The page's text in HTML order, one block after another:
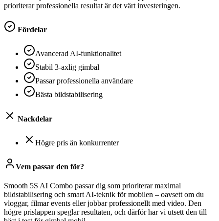
prioriterar professionella resultat är det värt investeringen.
Fördelar
Avancerad AI-funktionalitet
Stabil 3-axlig gimbal
Passar professionella användare
Bästa bildstabilisering
Nackdelar
Högre pris än konkurrenter
Vem passar den för?
Smooth 5S AI Combo passar dig som prioriterar maximal
bildstabilisering och smart AI-teknik för mobilen – oavsett om du
vloggar, filmar events eller jobbar professionellt med video. Den
högre prislappen speglar resultaten, och därför har vi utsett den till